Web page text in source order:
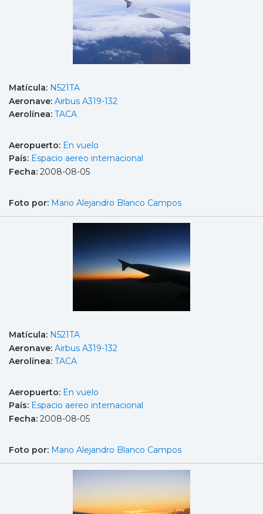
Matícula: N521TA
Aeronave: Airbus A319-132
Aerolínea: TACA
Aeropuerto: En vuelo
País: Espacio aereo internacional
Fecha: 2008-08-05
Foto por: Mario Alejandro Blanco Campos
Matícula: N521TA
Aeronave: Airbus A319-132
Aerolínea: TACA
Aeropuerto: En vuelo
País: Espacio aereo internacional
Fecha: 2008-08-05
Foto por: Mario Alejandro Blanco Campos